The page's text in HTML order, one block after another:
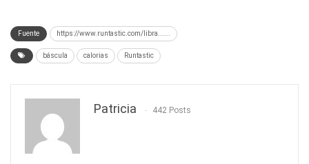
Fuente https://www.runtastic.com/libra......
báscula calorias Runtastic
Patricia 442 Posts